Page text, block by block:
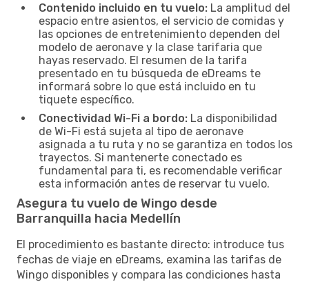
Contenido incluido en tu vuelo: La amplitud del
espacio entre asientos, el servicio de comidas y
las opciones de entretenimiento dependen del
modelo de aeronave y la clase tarifaria que
hayas reservado. El resumen de la tarifa
presentado en tu búsqueda de eDreams te
informará sobre lo que está incluido en tu
tiquete específico.
Conectividad Wi-Fi a bordo: La disponibilidad
de Wi-Fi está sujeta al tipo de aeronave
asignada a tu ruta y no se garantiza en todos los
trayectos. Si mantenerte conectado es
fundamental para ti, es recomendable verificar
esta información antes de reservar tu vuelo.
Asegura tu vuelo de Wingo desde
Barranquilla hacia Medellín
El procedimiento es bastante directo: introduce tus
fechas de viaje en eDreams, examina las tarifas de
Wingo disponibles y compara las condiciones hasta